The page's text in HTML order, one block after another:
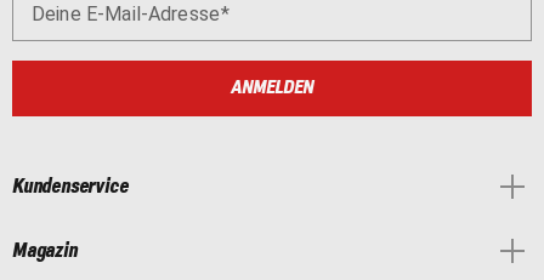
Deine E-Mail-Adresse
ANMELDEN
Kundenservice
Magazin